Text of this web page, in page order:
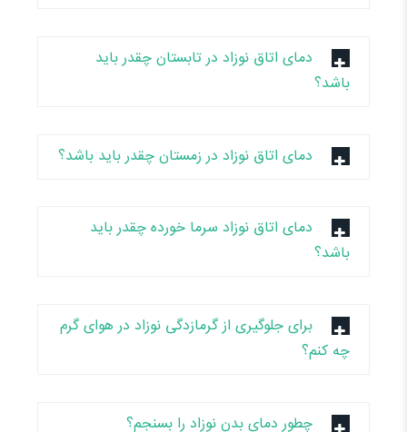
دمای اتاق نوزاد در تابستان چقدر باید
باشد؟
دمای اتاق نوزاد در زمستان چقدر باید باشد؟
دمای اتاق نوزاد سرما خورده چقدر باید
باشد؟
برای جلوگیری از گرمازدگی نوزاد در هوای گرم
چه کنم؟
چطور دمای بدن نوزاد را بسنجم؟